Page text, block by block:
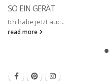
SO EIN GERÄT
Ich habe jetzt auc...
read more